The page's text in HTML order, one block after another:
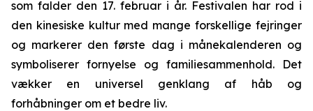
som falder den 17. februar i år. Festivalen har rod i
den kinesiske kultur med mange forskellige fejringer
og markerer den første dag i månekalenderen og
symboliserer fornyelse og familiesammenhold. Det
vækker en universel genklang af håb og
forhåbninger om et bedre liv.